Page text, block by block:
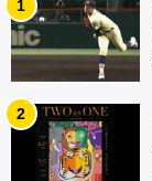
1
2